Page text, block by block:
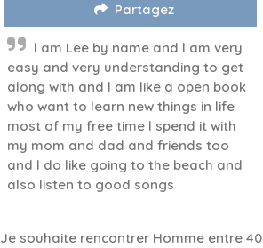
Partagez
l am Lee by name and l am very
easy and very understanding to get
along with and l am like a open book
who want to learn new things in life
most of my free time l spend it with
my mom and dad and friends too
and l do like going to the beach and
also listen to good songs
Je souhaite rencontrer Homme entre 40